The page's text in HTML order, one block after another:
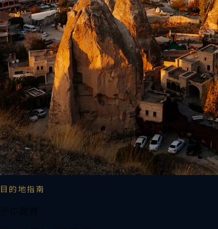
目的地指南
于尔居普